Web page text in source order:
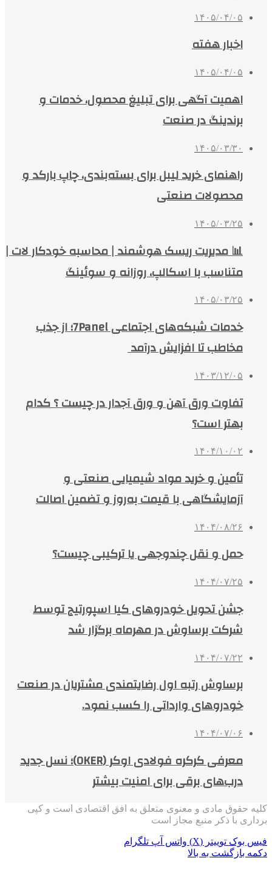
۱۴۰۵/۰۴/۰۵
اخبار هفته
۱۴۰۵/۰۴/۰۵
اهمیت آگهی برای تبلیغ محصول، خدمات و
برندینگ در صنعت
۱۴۰۵/۰۳/۳۰
راهنمای خرید لیبل برای بسته‌بندی، چاپ بارکد و
محصولات صنعتی
۱۴۰۵/۰۳/۲۵
📊 مدیریت ریسک هوشمند | محاسبه خودکار لات |
متناسب با اسکالپ، روزانه و سوئینگ
۱۴۰۵/۰۳/۲۵
خدمات شبکه‌های اجتماعی 7Panel؛ از جذب
مخاطب تا افزایش درآمد
۱۴۰۳/۱۲/۰۵
تفاوت ورق آهن و ورق آجدار در چیست ؟ کدام
بهتر است؟
۱۴۰۴/۱۰/۰۲
تأمین و خرید مواد شیمیایی صنعتی و
آزمایشگاهی با قیمت به‌روز و تضمین اصالت
۱۴۰۴/۰۸/۲۶
حمل و نقل چندوجهی یا ترکیبی چیست؟
۱۴۰۴/۰۷/۲۵
جشن تحویل خودروهای کیا اسپورتیج توسط
شرکت برساوش در مهرماه برگزار شد
۱۴۰۴/۰۷/۲۲
برساوش رتبه اول رضایتمندی مشتریان در صنعت
خودروهای وارداتی را کسب نمود.
۱۴۰۴/۰۷/۰۶
معرفی کرکره فولادی اوکر (OKER)؛ نسل جدید
درب‌های برقی برای امنیت بیشتر
کلیه حقوق مادی و معنوی متعلق به افق اقتصادی است و کپی
برداری با ذکر منبع مجاز است
فیس بوک توییتر (X) واتس آپ تلگرام
دکمه بازگشت به بالا